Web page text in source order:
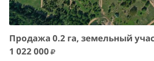
Продажа 0.2 га, земельный
1 022 000